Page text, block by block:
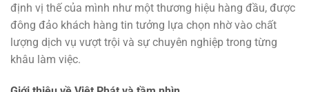
định vị thế của mình như một thương hiệu hàng đầu, được
đông đảo khách hàng tin tưởng lựa chọn nhờ vào chất
lượng dịch vụ vượt trội và sự chuyên nghiệp trong từng
khâu làm việc.